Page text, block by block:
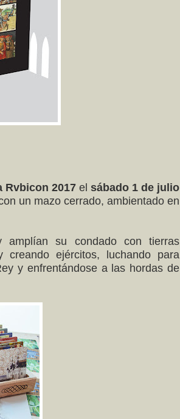
Rvbicon 2017 el sábado 1 de julio
un mazo cerrado, ambientado en
amplían su condado con tierras
ejércitos, luchando para
y enfrentándose a las hordas de